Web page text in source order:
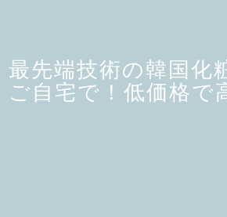
最先端技術の韓国化
ご自宅で！低価格で